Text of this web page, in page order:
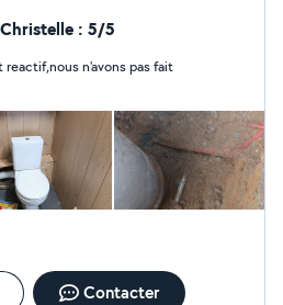
gratuit et économique
: 5/5
reactif,nous n'avons pas fait
Contacter